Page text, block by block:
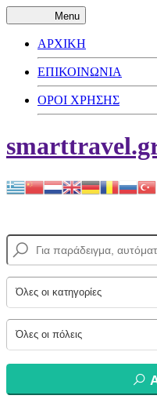
Menu
ΑΡΧΙΚΗ
ΕΠΙΚΟΙΝΩΝΙΑ
ΟΡΟΙ ΧΡΗΣΗΣ